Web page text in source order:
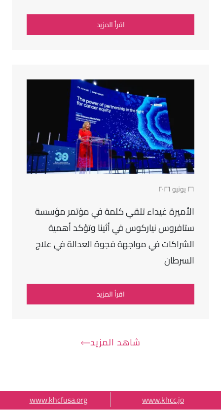
اقرأ المزيد
٢٦ يونيو ٢٠٢٦
الأميرة غيداء تلقي كلمة في مؤتمر مؤسسة
ستافروس نياركوس في أثينا وتؤكد أهمية
الشراكات في مواجهة فجوة العدالة في علاج
السرطان
اقرأ المزيد
شاهد المزيد
External Link Menu
www.khcc.jo
www.khcfusa.org